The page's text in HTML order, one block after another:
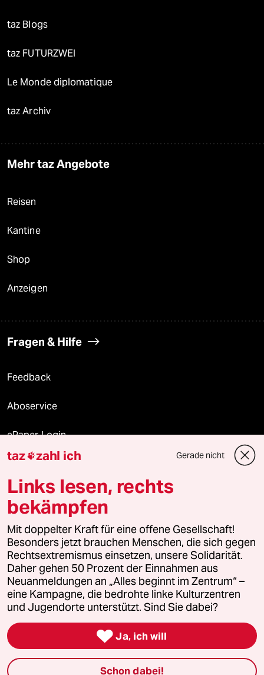
taz Blogs
taz FUTURZWEI
Le Monde diplomatique
taz Archiv
Mehr taz Angebote
Reisen
Kantine
Shop
Anzeigen
Fragen & Hilfe
Feedback
Aboservice
ePaper Login
Downloads für Abonnierende
© 2026 taz Verlags und Vertriebs GmbH
Alle Rechte vorbehalten. Bei rechtlichen Fragen oder für Genehmigungen
wenden Sie sich bitte an
lizenzen@taz.de
Feedback Redaktionsstatut Kommune-Richtlinien
Leitlinie Informant Datenschutz Impressum AGB
Seitenwende Einwilligungen widerrufen (Ads)
taz zahl ich Gerade nicht
Links lesen, rechts
bekämpfen
Mit doppelter Kraft für eine offene Gesellschaft!
Besonders jetzt brauchen Menschen, die sich gegen
Rechtsextremismus einsetzen, unsere Solidarität.
Daher gehen 50 Prozent der Einnahmen aus
Neuanmeldungen an „Alles beginnt im Zentrum“ –
eine Kampagne, die bedrohte linke Kulturzentren
und Jugendorte unterstützt. Sind Sie dabei?
 Ja, ich will
Schon dabei!